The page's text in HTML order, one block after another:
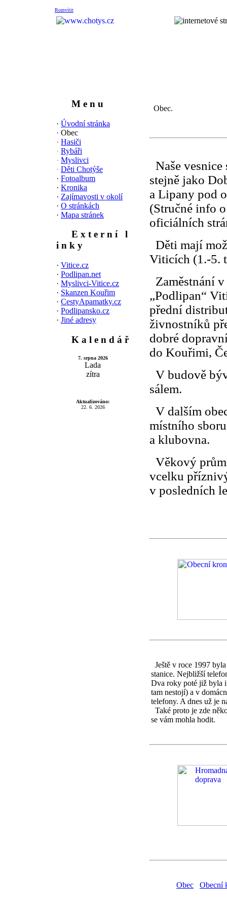
Rozsvítit
M e n u
· Úvodní stránka
· Obec
· Hasiči
· Rybáři
· Myslivci
· Děti Chotýše
· Fotoalbum
· Kronika
· Zajímavosti v okolí
· O stránkách
· Mapa stránek
E x t e r n í l
i n k y
· Vitice.cz
· Podlipan.net
· Myslivci-Vitice.cz
· Skanzen Kouřim
· CestyApamatky.cz
· Podlipansko.cz
· Jiné adresy
K a l e n d á ř
7. srpna 2026
Lada
zítra
Aktualizováno:
22. 6. 2026
Obec.
Naše
stejně jako
a Lipany pod
(Stručné info
oficiálních
Děti mají
Viticích (1.-5.
Zaměstnání
„Podlipan“
přední
živnostníků
dobré
do Kouřimi,
V budově
sálem.
V dalším
místního
a klubovna.
Věkový
vcelku
v posledních
Ještě v roce 1997
stanice. Nejbližší
Dva roky poté již byla
tam nestojí) a v
telefony. A dnes už je
Také proto je zde
se vám mohla hodit.
Obec Obecní